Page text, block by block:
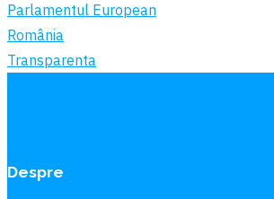
Parlamentul European
România
Transparenta
Despre